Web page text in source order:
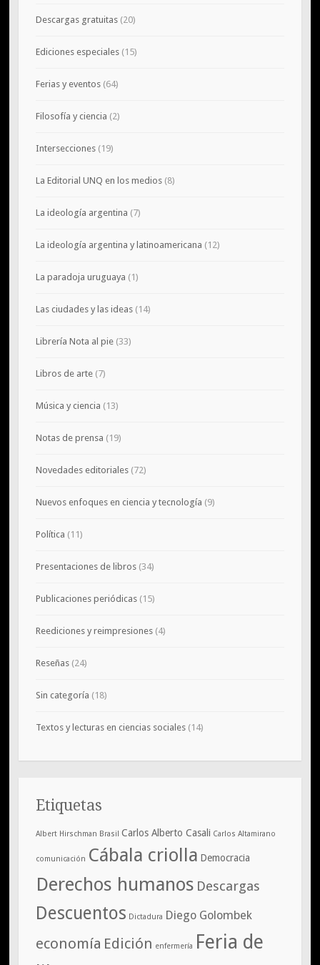
Descargas gratuitas(20)
Ediciones especiales(15)
Ferias y eventos(64)
Filosofía y ciencia (2)
Intersecciones(19)
La Editorial UNQ en los medios(8)
La ideología argentina (7)
La ideología argentina y latinoamericana (12)
La paradoja uruguaya (1)
Las ciudades y las ideas(14)
Librería Nota al pie(33)
Libros de arte(7)
Música y ciencia (13)
Notas de prensa (19)
Novedades editoriales(72)
Nuevos enfoques en ciencia y tecnología (9)
Política (11)
Presentaciones de libros(34)
Publicaciones periódicas(15)
Reediciones y reimpresiones(4)
Reseñas(24)
Sin categoría (18)
Textos y lecturas en ciencias sociales(14)
Etiquetas
Albert Hirschman Brasil Carlos Alberto Casali Carlos Altamirano
comunicación Cábala criolla Democracia
Derechos humanos Descargas
Descuentos Dictadura Diego Golombek
economía Edición enfermería
Feria de